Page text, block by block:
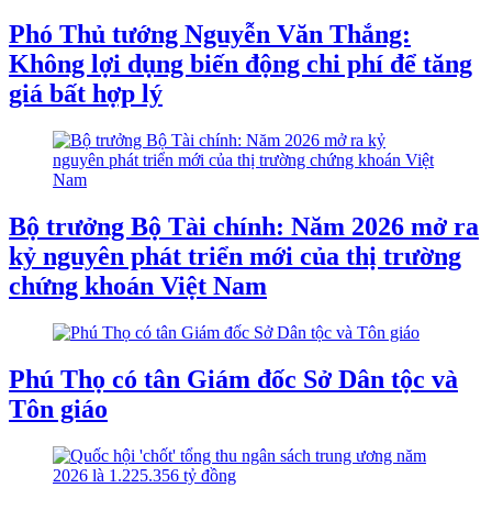
Phó Thủ tướng Nguyễn Văn Thắng:
Không lợi dụng biến động chi phí để tăng
giá bất hợp lý
Bộ trưởng Bộ Tài chính: Năm 2026 mở ra
kỷ nguyên phát triển mới của thị trường
chứng khoán Việt Nam
Phú Thọ có tân Giám đốc Sở Dân tộc và
Tôn giáo